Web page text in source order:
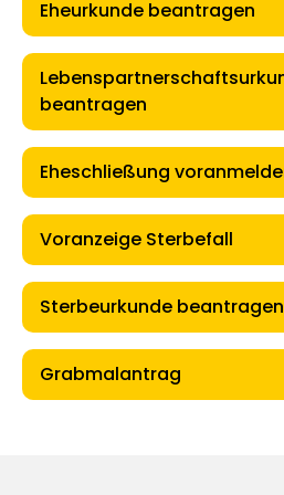
Eheurkunde beantragen
beantragen
Eheschließung
Voranzeige Sterbefall
Sterbeurkunde beantragen
Grabmalantrag